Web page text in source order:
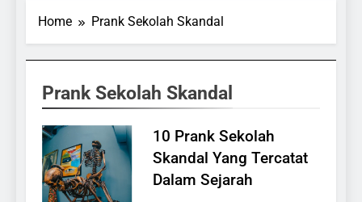
Home Prank Sekolah Skandal
Prank Sekolah Skandal
10 Prank Sekolah
Skandal Yang Tercatat
Dalam Sejarah